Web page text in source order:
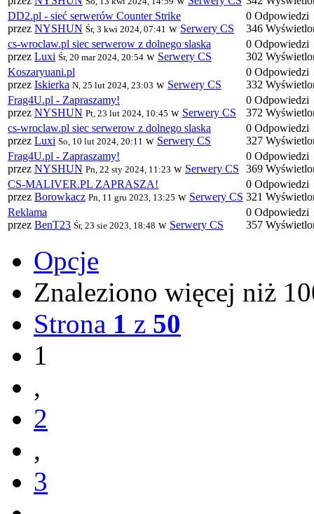
DD2.pl - sieć serwerów Counter Strike
przez NYSHUN Śr, 3 kwi 2024, 07:41 w Serwery CS
0 Odpowiedzi
346
cs-wroclaw.pl siec serwerow z dolnego slaska
przez Luxi Śr, 20 mar 2024, 20:54 w Serwery CS
0 Odpowiedzi
302
Koszaryuani.pl
przez Iskierka N, 25 lut 2024, 23:03 w Serwery CS
0 Odpowiedzi
332
Frag4U.pl - Zapraszamy!
przez NYSHUN Pt, 23 lut 2024, 10:45 w Serwery CS
0 Odpowiedzi
372
cs-wroclaw.pl siec serwerow z dolnego slaska
przez Luxi So, 10 lut 2024, 20:11 w Serwery CS
0 Odpowiedzi
327
Frag4U.pl - Zapraszamy!
przez NYSHUN Pn, 22 sty 2024, 11:23 w Serwery CS
0 Odpowiedzi
369
CS-MALIVER.PL ZAPRASZA!
przez Borowkacz Pn, 11 gru 2023, 13:25 w Serwery CS
0 Odpowiedzi
321
Reklama
przez BenT23 Śr, 23 sie 2023, 18:48 w Serwery CS
0 Odpowiedzi
357
Opcje
Znaleziono więcej niż
Strona 1 z 50
1
,
2
,
3